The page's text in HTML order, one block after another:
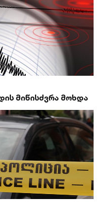
მიწისძვრა მოხდა